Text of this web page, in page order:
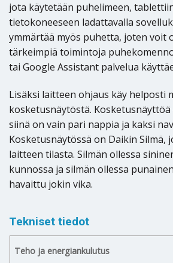
jota käytetään puhelimeen,
tietokoneeseen ladattavalla
ymmärtää myös puhetta, joten voit
tärkeimpiä toimintoja
tai Google Assistant palvelua
Lisäksi laitteen ohjaus käy helposti
kosketusnäytöstä.
siinä on vain pari nappia ja kaksi
Kosketusnäytössä on Daikin Silmä,
laitteen tilasta. Silmän ollessa
kunnossa ja silmän ollessa
havaittu jokin vika.
Tekniset tiedot
Teho ja energiankulutus